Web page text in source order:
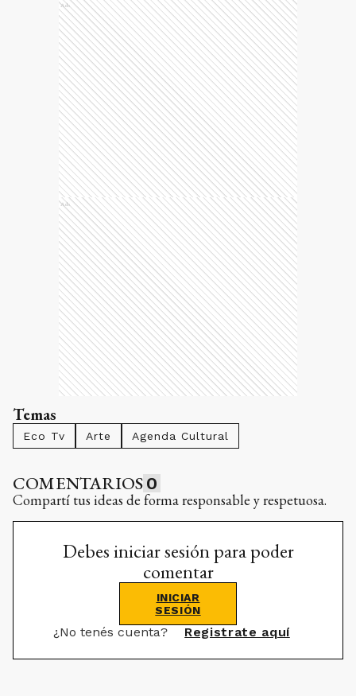
Ads
Ads
Temas
Eco Tv Arte Agenda Cultural
COMENTARIOS 0
Compartí tus ideas de forma responsable y respetuosa.
Debes iniciar sesión para poder
comentar
INICIAR
SESIÓN
¿No tenés cuenta? Registrate aquí